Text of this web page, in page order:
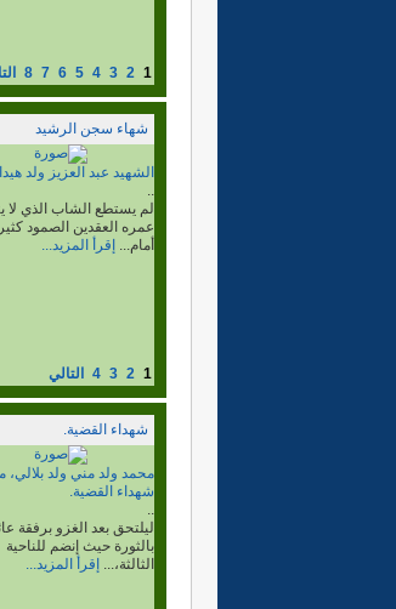
1
2
3
4
5
6
7
8
شهاء سجن الرشيد
الشهيد محمد الشيخ ولد
ولد عبد الله ولد سيدي
المعروف بالديخ، وإسمه
الحركي أكلاي، شهيد جلادي
القيادة رحمة الله عليه...
1
2
3
4 التالي
شهداء القضية.
الشهيد شياخ ولد داداه ولد
محمد العبدلا.
..
لهذا كان من اول
ابنائه الكبار للإلتحاق
إقرأ المزيد...